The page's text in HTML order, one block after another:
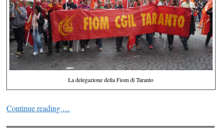
La delegazione della Fiom di Taranto
Continue reading …